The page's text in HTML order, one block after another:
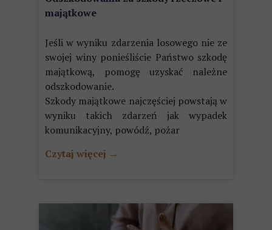
majątkowe
Jeśli w wyniku zdarzenia losowego nie ze
swojej winy ponieśliście Państwo szkodę
majątkową, pomogę uzyskać należne
odszkodowanie.
Szkody majątkowe najczęściej powstają w
wyniku takich zdarzeń jak wypadek
komunikacyjny, powódź, pożar
Czytaj więcej →